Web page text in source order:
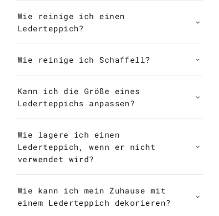
Wie reinige ich einen
Lederteppich?
Wie reinige ich Schaffell?
Kann ich die Größe eines
Lederteppichs anpassen?
Wie lagere ich einen
Lederteppich, wenn er nicht
verwendet wird?
Wie kann ich mein Zuhause mit
einem Lederteppich dekorieren?